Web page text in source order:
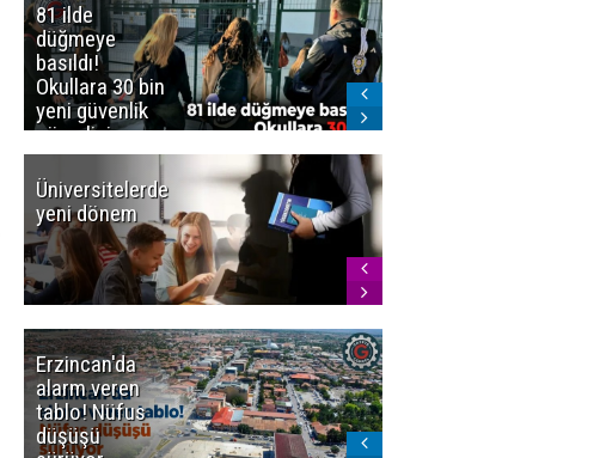
81 ilde
düğmeye
basıldı!
Okullara 30 bin
yeni güvenlik
görevlisi
Üniversitelerde
yeni dönem
Erzincan'da
alarm veren
tablo! Nüfus
düşüşü